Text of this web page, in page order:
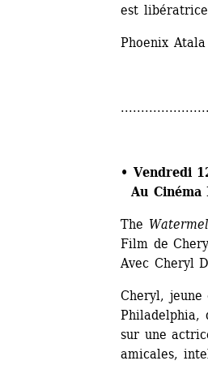
est
Phoenix Atala
• Vendredi
Au Cinéma
The
Film de
Avec Cheryl
Cheryl, jeune
Philadelphia,
sur une
amicales,